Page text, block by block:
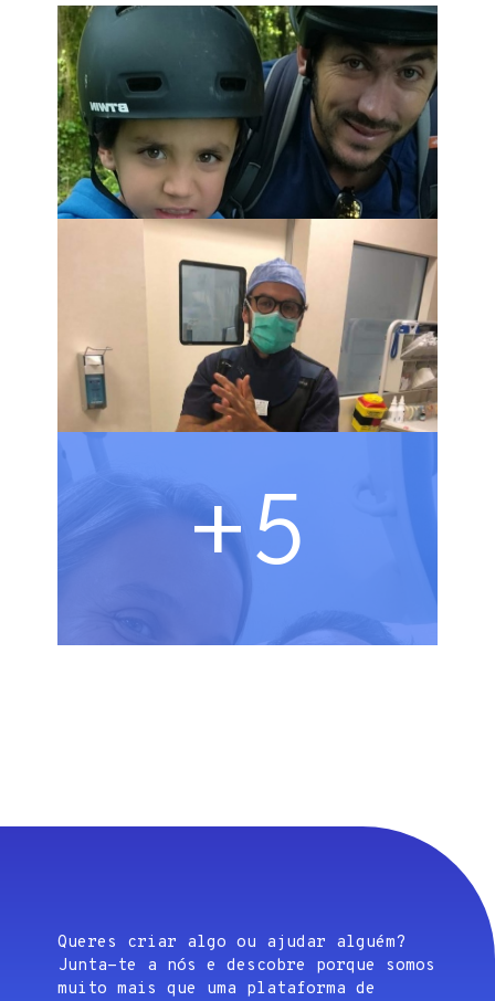
+5
Queres criar algo ou ajudar alguém?
Junta-te a nós e descobre porque somos
muito mais que uma plataforma de